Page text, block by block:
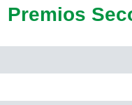
Premios